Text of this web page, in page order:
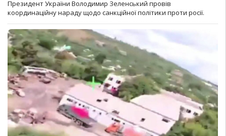
Президент України Володимир Зеленський провів
координаційну нараду щодо санкційної політики проти росії.